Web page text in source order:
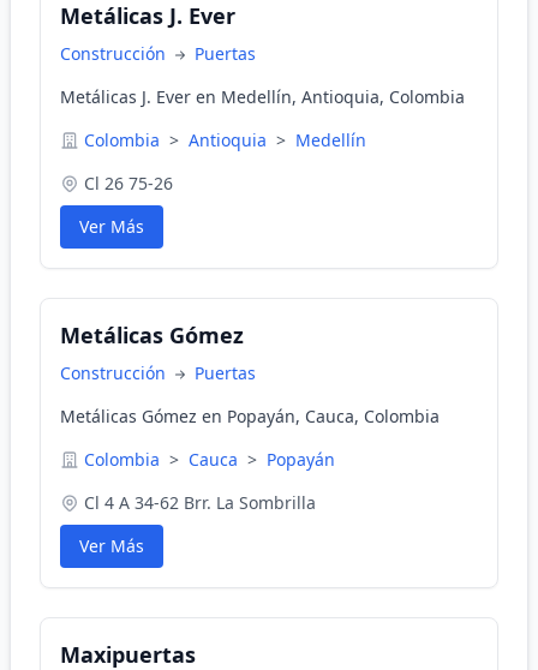
Metálicas J. Ever
Construcción
Puertas
Metálicas J. Ever en Medellín, Antioquia, Colombia
Colombia > Antioquia > Medellín
Cl 26 75-26
Ver Más
Metálicas Gómez
Construcción
Puertas
Metálicas Gómez en Popayán, Cauca, Colombia
Colombia > Cauca > Popayán
Cl 4 A 34-62 Brr. La Sombrilla
Ver Más
Maxipuertas